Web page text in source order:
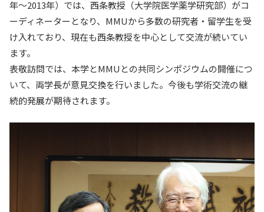
教育・学生支援
国際交流・留学
年～2013年）では、西条教授（大学院医学薬学研究部）がコ
ーディネーターとなり、MMUから多数の研究者・留学生を受
け入れており、現在も西条教授を中心として交流が続いてい
ます。
表敬訪問では、本学とMMUとの共同シンポジウムの開催につ
いて、両学長が意見交換を行いました。今後も学術交流の継
続的発展が期待されます。